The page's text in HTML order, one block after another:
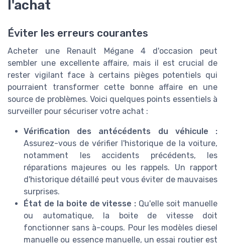
l'achat
Éviter les erreurs courantes
Acheter une Renault Mégane 4 d'occasion peut
sembler une excellente affaire, mais il est crucial de
rester vigilant face à certains pièges potentiels qui
pourraient transformer cette bonne affaire en une
source de problèmes. Voici quelques points essentiels à
surveiller pour sécuriser votre achat :
Vérification des antécédents du véhicule :
Assurez-vous de vérifier l'historique de la voiture,
notamment les accidents précédents, les
réparations majeures ou les rappels. Un rapport
d'historique détaillé peut vous éviter de mauvaises
surprises.
État de la boite de vitesse : Qu'elle soit manuelle
ou automatique, la boite de vitesse doit
fonctionner sans à-coups. Pour les modèles diesel
manuelle ou essence manuelle, un essai routier est